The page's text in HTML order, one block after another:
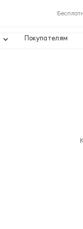
Покупателям